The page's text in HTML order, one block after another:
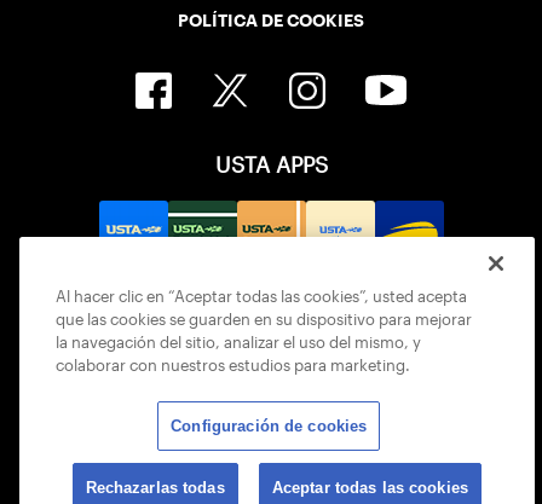
POLÍTICA DE COOKIES
USTA APPS
© 2026 USTA ALL RIGHTS RESERVED
Al hacer clic en “Aceptar todas las cookies”, usted acepta
que las cookies se guarden en su dispositivo para mejorar
la navegación del sitio, analizar el uso del mismo, y
colaborar con nuestros estudios para marketing.
Configuración de cookies
Rechazarlas todas Aceptar todas las cookies